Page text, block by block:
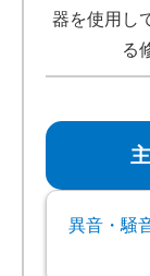
器を使用し
る
異音・騒